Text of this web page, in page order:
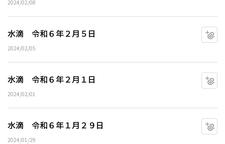
2024/02/08
水滴 令和６年２月５日
2024/02/05
水滴 令和６年２月１日
2024/02/01
水滴 令和６年１月２９日
2024/01/29